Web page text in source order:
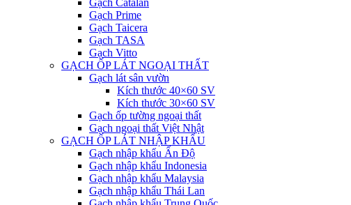
Gạch Catalan
Gạch Prime
Gạch Taicera
Gạch TASA
Gạch Vitto
GẠCH ỐP LÁT NGOẠI THẤT
Gạch lát sân vườn
Kích thước 40×60 SV
Kích thước 30×60 SV
Gạch ốp tường ngoại thất
Gạch ngoại thất Việt Nhật
GẠCH ỐP LÁT NHẬP KHẨU
Gạch nhập khẩu Ấn Độ
Gạch nhập khẩu Indonesia
Gạch nhập khẩu Malaysia
Gạch nhập khẩu Thái Lan